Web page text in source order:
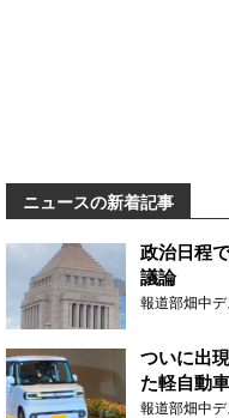
ニュースの新着記事
政治日程
議論
報道部畑中デ
ついに出
た軽自動
報道部畑中デ